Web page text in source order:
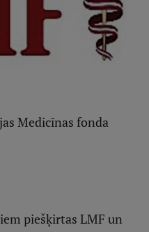
Medicīnas fonda
piešķirtas LMF un